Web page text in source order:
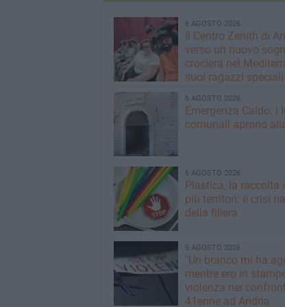
6 AGOSTO 2026
Il Centro Zenith di
verso un nuovo
crociera nel
suoi ragazzi speciali
6 AGOSTO 2026
Emergenza Caldo: i
comunali aprono
6 AGOSTO 2026
Plastica, la raccolta
più territori: è crisi
della filiera
5 AGOSTO 2026
"Un branco mi ha
mentre ero in
violenza nei
41enne ad Andria